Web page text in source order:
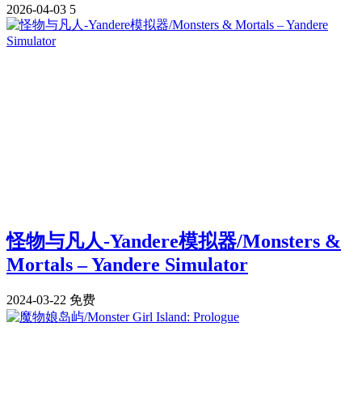
2026-04-03 5
怪物与凡人-Yandere模拟器/Monsters &
Mortals – Yandere Simulator
2024-03-22 免费